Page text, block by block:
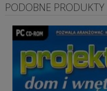
PODOBNE PRODUKTY